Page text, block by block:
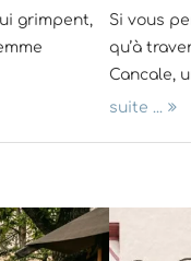
grimpent,
Si vous
qu’à
Cancale,
suite ...